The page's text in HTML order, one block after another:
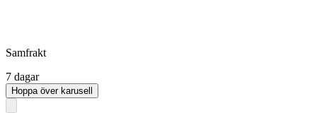
Samfrakt
7 dagar
Hoppa över karusell